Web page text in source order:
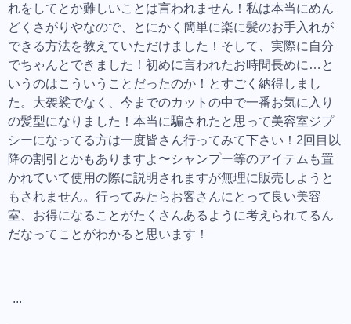
れをしてとか難しいことは言われません！私は本当にめん
どくさがりやなので、とにかく簡単に楽に髪のお手入れが
できる方法を教えていただけました！そして、実際に自分
でちゃんとできました！初めに言われたお時間長めに…と
いうのはこういうことだったのか！とすごく納得しまし
た。大袈裟でなく、今までのカットの中で一番お気に入り
の髪型になりました！本当に騙されたと思って美容室ジプ
シーになってる方は一度皆さん行ってみて下さい！2回目以
降の割引とかもありますよ〜シャンプー等のアイテムも置
かれていて使用の際に説明されますが無理に販売しようと
もされません。行ってみたらお客さんにとって良い美容
室、お得になることがたくさんあるように考えられてるん
だなってことがわかると思います！
...